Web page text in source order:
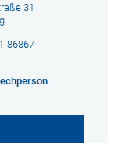
31
86867